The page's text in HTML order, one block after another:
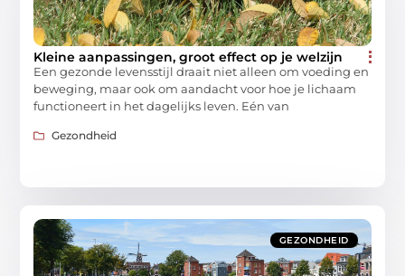
Kleine aanpassingen, groot effect op je welzijn
Een gezonde levensstijl draait niet alleen om voeding en
beweging, maar ook om aandacht voor hoe je lichaam
functioneert in het dagelijks leven. Eén van
Gezondheid
GEZONDHEID